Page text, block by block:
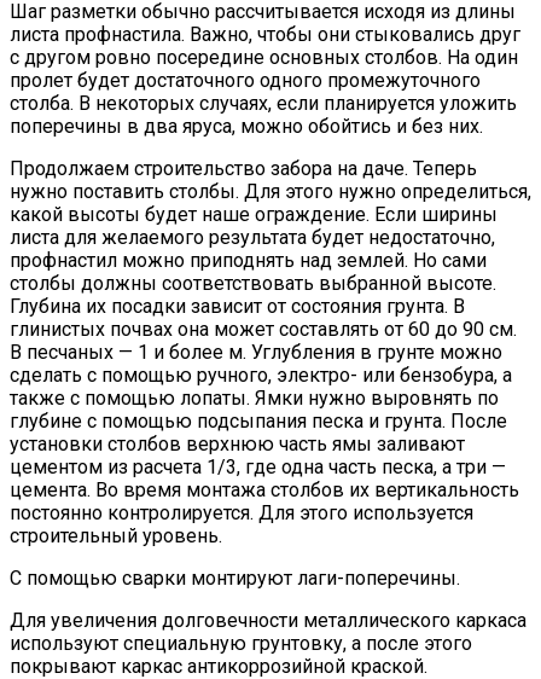
Шаг разметки обычно рассчитывается исходя из длины
листа профнастила. Важно, чтобы они стыковались друг
с другом ровно посередине основных столбов. На один
пролет будет достаточного одного промежуточного
столба. В некоторых случаях, если планируется уложить
поперечины в два яруса, можно обойтись и без них.
Продолжаем строительство забора на даче. Теперь
нужно поставить столбы. Для этого нужно определиться,
какой высоты будет наше ограждение. Если ширины
листа для желаемого результата будет недостаточно,
профнастил можно приподнять над землей. Но сами
столбы должны соответствовать выбранной высоте.
Глубина их посадки зависит от состояния грунта. В
глинистых почвах она может составлять от 60 до 90 см.
В песчаных — 1 и более м. Углубления в грунте можно
сделать с помощью ручного, электро- или бензобура, а
также с помощью лопаты. Ямки нужно выровнять по
глубине с помощью подсыпания песка и грунта. После
установки столбов верхнюю часть ямы заливают
цементом из расчета 1/3, где одна часть песка, а три —
цемента. Во время монтажа столбов их вертикальность
постоянно контролируется. Для этого используется
строительный уровень.
С помощью сварки монтируют лаги-поперечины.
Для увеличения долговечности металлического каркаса
используют специальную грунтовку, а после этого
покрывают каркас антикоррозийной краской.